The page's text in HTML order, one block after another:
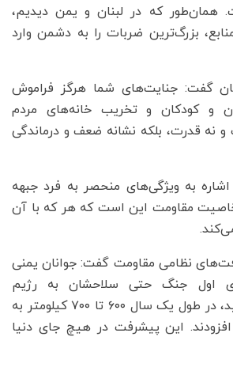
همان‌طور که در لبنان و یمن دیدیم،
بزرگ‌ترین ضربات را به دشمن وارد
گفت: جنایت‌های شما هرگز فراموش
و کودکان و تخریب خانه‌های مردم
نه قدرت، بلکه نشانه ضعف و درماندگی
اشاره به ویژگی‌های منحصر به فرد جبهه
مقاومت این است که هر که با آن
نظامی مقاومت گفت: جوانان یمنی
اول جنگ حتی سلاحشان به رژیم
صهیونیستی نمی‌رسید، در طول یک سال ۶۰۰ تا ۷۰۰ کیلومتر به
این پیشرفت در هیچ جای دنیا